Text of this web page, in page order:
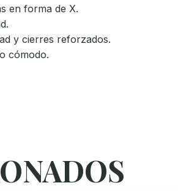
en forma de X.
y cierres reforzados.
cómodo.